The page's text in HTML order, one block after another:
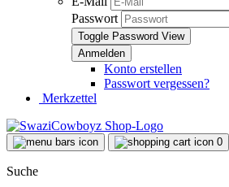
Passwort
Toggle Password View
Konto erstellen
Passwort vergessen?
Merkzettel
0
Suche